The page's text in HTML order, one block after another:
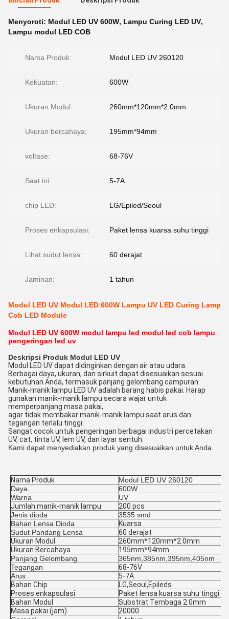
Menyoroti: Modul LED UV 600W, Lampu Curing LED UV,
Lampu modul LED COB
Nama Produk: Modul LED UV 260120
Kekuatan: 600W
Ukuran Modul: 260mm*120mm*2.0mm
Ukuran bercahaya: 195mm*94mm
voltase: 68-76V
Saat ini: 5-7A
chip LED: LG/Epiled/Seoul
Proses enkapsulasi: Paket lensa kuarsa suhu tinggi
Lihat sudut lensa: 60 derajat
Jaminan: 1 tahun
Modul LED UV Modul LED 600W Lampu UV LED Curing Lamp
Cob LED Module
Modul LED UV 600W modul lampu led modul led cob lampu
pengeringan led uv
Deskripsi Produk Modul LED UV
Modul LED UV dapat didinginkan dengan air atau udara.
Berbagai daya, ukuran, dan sirkuit dapat disesuaikan sesuai
kebutuhan Anda, termasuk panjang gelombang campuran.
Manik-manik lampu LED UV adalah barang habis pakai. Harap
gunakan manik-manik lampu secara wajar untuk
memperpanjang masa pakai,
agar tidak membakar manik-manik lampu saat arus dan
tegangan terlalu tinggi.
Sangat cocok untuk pengeringan berbagai industri percetakan
UV, cat, tinta UV, lem UV, dan layar sentuh.
Kami dapat menyediakan produk yang disesuaikan untuk Anda.
Nama Produk
Modul LED UV 260120
Daya
600W
Warna
UV
Jumlah manik-manik lampu
200 pcs
Jenis dioda
3535 smd
Bahan Lensa Dioda
Kuarsa
Sudut Pandang Lensa
60 derajat
Ukuran Modul
260mm*120mm*2.0mm
Ukuran Bercahaya
195mm*94mm
Panjang Gelombang
365nm,385nm,395nm,405nm
Tegangan
68-76V
Arus
5-7A
Bahan Chip
LG,Seoul,Epileds
Proses enkapsulasi
Paket lensa kuarsa suhu tinggi
Bahan Modul
Substrat Tembaga 2.0mm
Masa pakai (jam)
20000